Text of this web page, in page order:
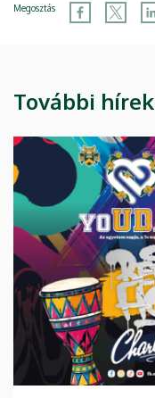
Megosztás
További hírek